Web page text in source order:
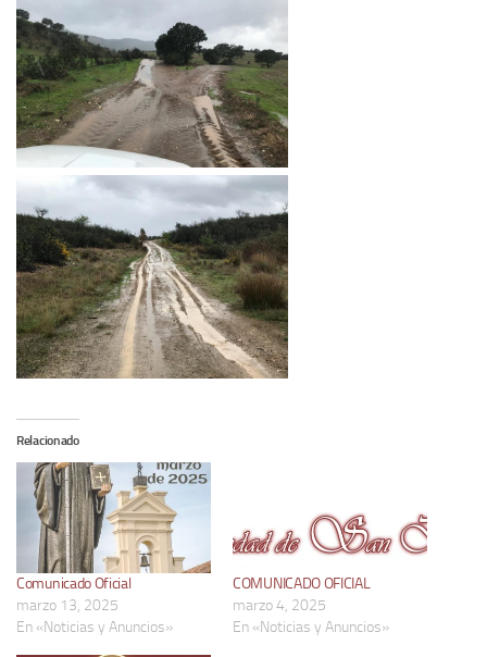
Relacionado
Comunicado Oficial
marzo 13, 2025
En «Noticias y Anuncios»
COMUNICADO OFICIAL
marzo 4, 2025
En «Noticias y Anuncios»